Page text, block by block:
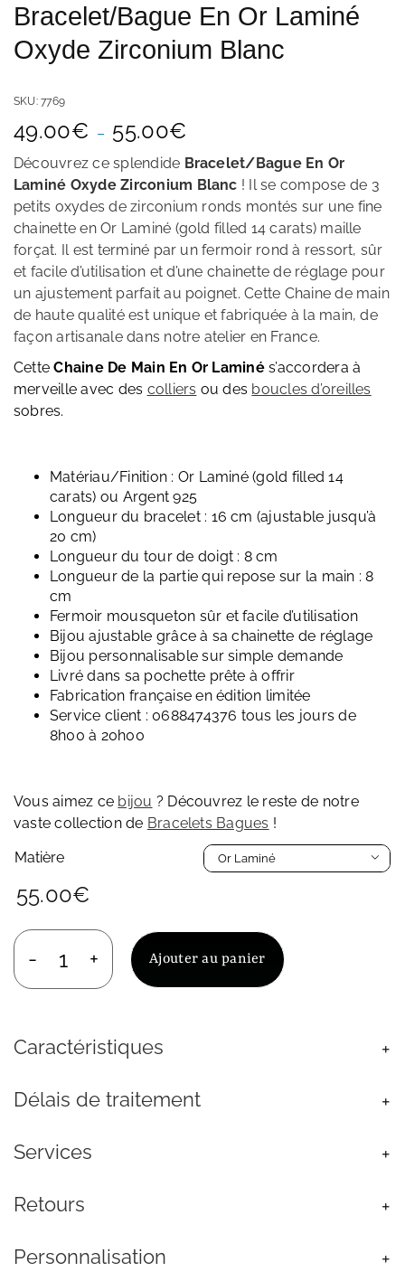
Bracelet/Bague En Or Laminé
Oxyde Zirconium Blanc
SKU:7769
49.00€ – 55.00€
prix :
49.00€
à
55.00€
Découvrez ce splendide Bracelet/Bague En Or
Laminé Oxyde Zirconium Blanc ! Il se compose de 3
petits oxydes de zirconium ronds montés sur une fine
chainette en Or Laminé (gold filled 14 carats) maille
forçat. Il est terminé par un fermoir rond à ressort, sûr
et facile d’utilisation et d’une chainette de réglage pour
un ajustement parfait au poignet.Cette Chaine de main
de haute qualité est unique et fabriquée à la main, de
façon artisanale dans notre atelier en France.
CetteChaine De Main En Or Laminés’accordera à
merveille avec des colliers ou des boucles d’oreilles
sobres.
Matériau/Finition : Or Laminé (gold filled 14
carats) ou Argent 925
Longueur du bracelet : 16 cm (ajustable jusqu’à
20 cm)
Longueur du tour de doigt : 8 cm
Longueur de la partie qui repose sur la main : 8
cm
Fermoir mousqueton sûr et facile d’utilisation
Bijou ajustable grâce à sa chainette de réglage
Bijou personnalisable sur simple demande
Livré dans sa pochette prête à offrir
Fabrication française en édition limitée
Service client : 0688474376 tous les jours de
8h00 à 20h00
Vous aimez ce bijou ? Découvrez le reste de notre
vaste collection de Bracelets Bagues !
Matière

55.00€
quantité
de
Or
Zirconium
Ajouter au panier
Caractéristiques
Délais de traitement
Services
Retours
Personnalisation